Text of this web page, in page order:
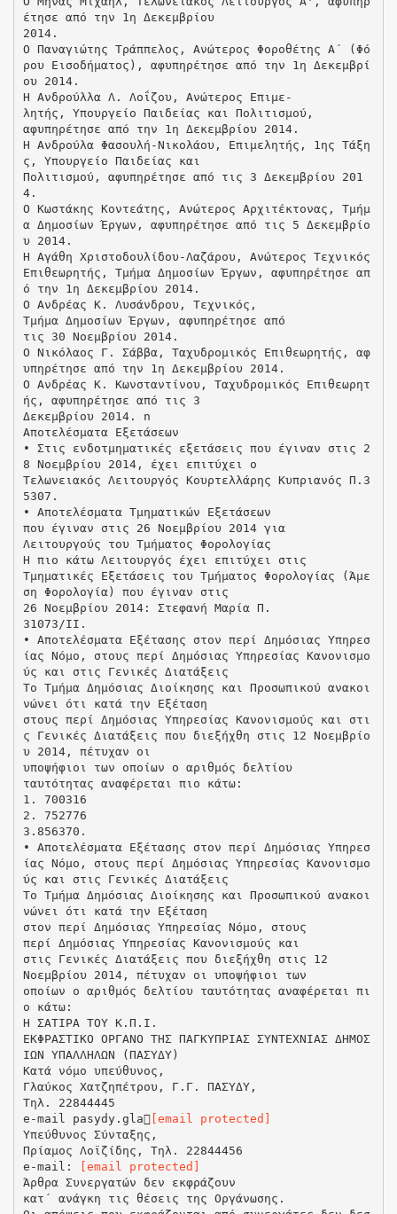
[email protected]
Υπεύθυνος Σύνταξης,
Πρίαμος Λοϊζίδης, Τηλ. 22844456
e-mail:
[email protected]
Άρθρα Συνεργατών δεν εκφράζουν
κατ΄ ανάγκη τις θέσεις της Οργάνωσης.